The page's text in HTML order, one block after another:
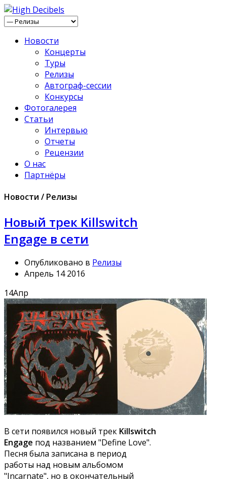
Новости
Концерты
Туры
Релизы
Автограф-сессии
Конкурсы
Фотогалерея
Статьи
Интервью
Отчеты
Рецензии
О нас
Партнёры
Новости / Релизы
Новый трек Killswitch
Engage в сети
Опубликовано в Релизы
Апрель 14 2016
14Апр
В сети появился новый трек Killswitch
Engage под названием "Define Love".
Песня была записана в период
работы над новым альбомом
"Incarnate", но в окончательный